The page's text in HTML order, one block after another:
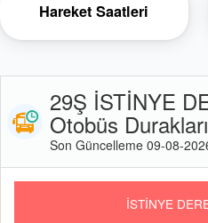
Hareket Saatleri
29Ş İSTİNYE
Otobüs Durakları
Son Güncelleme 09-08-
İSTİNYE